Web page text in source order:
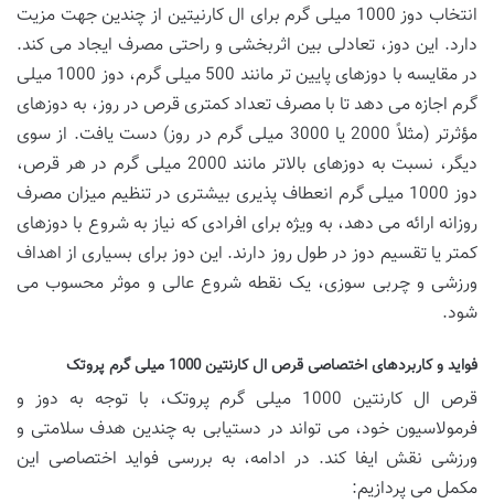
انتخاب دوز 1000 میلی گرم برای ال کارنیتین از چندین جهت مزیت
دارد. این دوز، تعادلی بین اثربخشی و راحتی مصرف ایجاد می کند.
در مقایسه با دوزهای پایین تر مانند 500 میلی گرم، دوز 1000 میلی
گرم اجازه می دهد تا با مصرف تعداد کمتری قرص در روز، به دوزهای
مؤثرتر (مثلاً 2000 یا 3000 میلی گرم در روز) دست یافت. از سوی
دیگر، نسبت به دوزهای بالاتر مانند 2000 میلی گرم در هر قرص،
دوز 1000 میلی گرم انعطاف پذیری بیشتری در تنظیم میزان مصرف
روزانه ارائه می دهد، به ویژه برای افرادی که نیاز به شروع با دوزهای
کمتر یا تقسیم دوز در طول روز دارند. این دوز برای بسیاری از اهداف
ورزشی و چربی سوزی، یک نقطه شروع عالی و موثر محسوب می
شود.
فواید و کاربردهای اختصاصی قرص ال کارنتین 1000 میلی گرم پروتک
قرص ال کارنتین 1000 میلی گرم پروتک، با توجه به دوز و
فرمولاسیون خود، می تواند در دستیابی به چندین هدف سلامتی و
ورزشی نقش ایفا کند. در ادامه، به بررسی فواید اختصاصی این
مکمل می پردازیم: